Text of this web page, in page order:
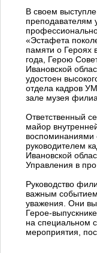
В своем
преподавателям
«Эстафета
памяти о Героях
года, Герою
Ивановской
удостоен
отдела кадров
зале музея
Ответственный
майор
воспоминаниями
руководителем
Ивановской
Управления в
Руководство
важным
уважения. Они
Герое-
на специальном
мероприятия,